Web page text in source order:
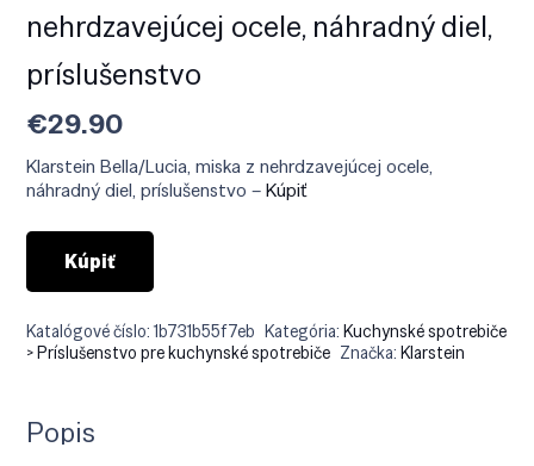
nehrdzavejúcej ocele, náhradný diel,
príslušenstvo
€29.90
Klarstein Bella/Lucia, miska z nehrdzavejúcej ocele,
náhradný diel, príslušenstvo –Kúpiť
Kúpiť
Katalógové číslo:1b731b55f7eb Kategória:Kuchynské spotrebiče
> Príslušenstvo pre kuchynské spotrebiče Značka:Klarstein
Popis